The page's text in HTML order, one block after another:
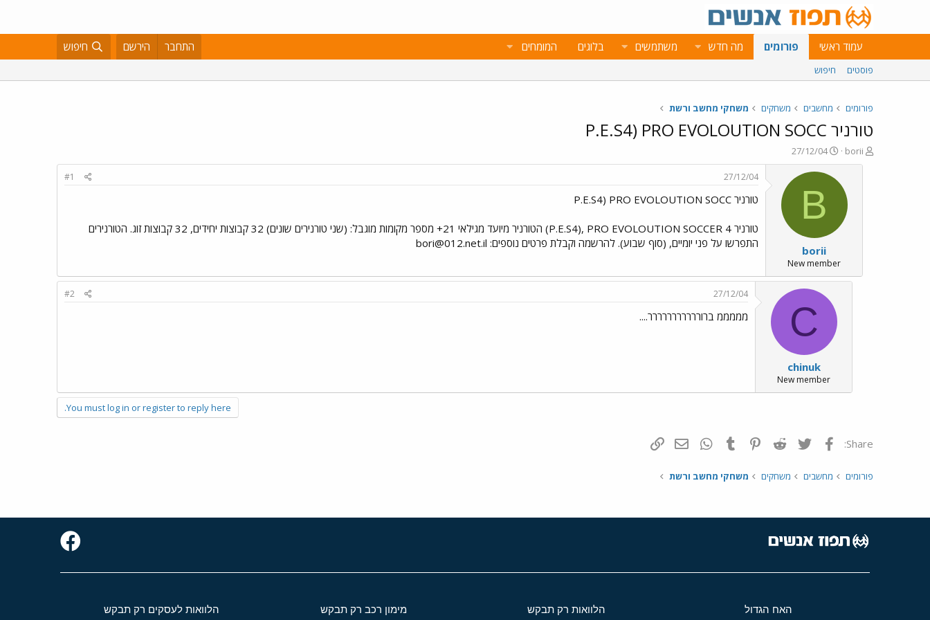
עמוד ראשי פורומים מה חדש משתמשים בלוגים המומחים התחבר הירשם חיפוש
פוסטים חיפוש
פורומים מחשבים משחקים משחקי מחשב ורשת
טורניר P.E.S4) PRO EVOLOUTION SOCC
פ
ו
borii
פ
ו
ר
ם
ב
א
ר
י
ך
27/12/04
B
borii
New member
27/12/04
#1
טורניר P.E.S4) PRO EVOLOUTION SOCC
טורניר P.E.S4), PRO EVOLOUTION SOCCER 4) הטורניר מיועד מגילאי 21+ מספר מקומות מוגבל: (שני טורנירים שונים) 32 קבוצות יחידים, 32 קבוצות זוג. הטורנירים
התפרשו על פני יומיים, (סוף שבוע). להרשמה וקבלת פרטים נוספים: bori@012.net.il
C
chinuk
New member
27/12/04
#2
מממממ ברוררררררררררר....
You must log in or register to reply here.
Share: פייסבוק Twitter
Reddit
Pinterest
Tumblr
WhatsAppדואר אלקטרוני
פורומים מחשבים משחקים משחקי מחשב ורשת
האח הגדול הלוואות רק תבקש מימון רכב רק תבקש הלוואות לעסקים רק תבקש